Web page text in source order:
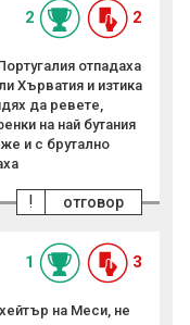
2 2
отпадаха
Хърватия и изтика
да ревете,
на най бутания
и с брутално
отговор
!
1 3
на Меси, не